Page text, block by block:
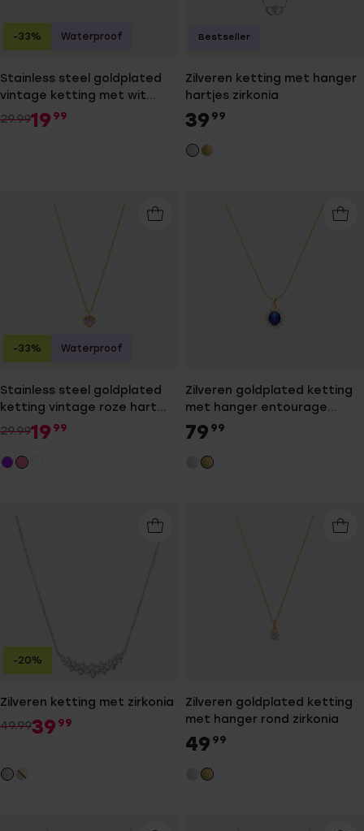
Stainless steel goldplated
vintage ketting met wit
zirkonia
29.9919 99
-33% Waterproof
Zilveren ketting met hanger
hartjes zirkonia
39 99
Bestseller
Stainless steel goldplated
ketting vintage roze hart
voor dames
29.9919 99
-33% Waterproof
Zilveren goldplated ketting
met hanger entourage
blauw/wit
79 99
Zilveren ketting met zirkonia
49.9939 99
-20%
Zilveren goldplated ketting
met hanger rond zirkonia
49 99